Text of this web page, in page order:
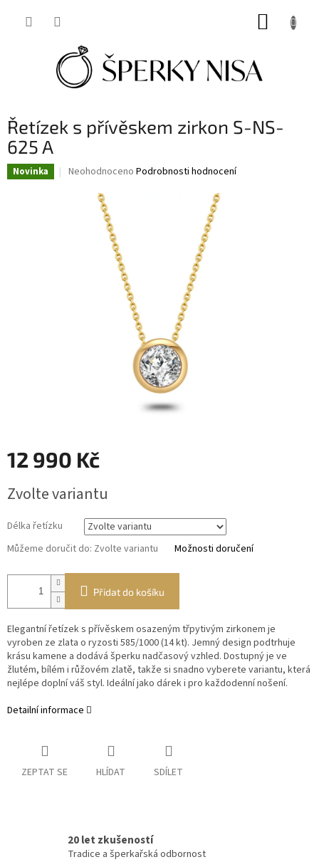
Řetízek s přívěskem zirkon S-NS-
625 A
Novinka
Průměrné
produktu
Neohodnoceno Podrobnosti hodnocení
12 990 Kč
cena:
Zvolte variantu
Délka řetízku
Můžeme doručit do: Zvolte variantu Možnosti doručení
Přidat do košíku
Elegantní řetízek s přívěskem osazeným třpytivým zirkonem je
vyroben ze zlata o ryzosti 585/1000 (14 kt). Jemný design podtrhuje
krásu kamene a dodává šperku nadčasový vzhled. Dostupný je ve
žlutém, bílém i růžovém zlatě, takže si snadno vyberete variantu, která
nejlépe doplní váš styl. Ideální jako dárek i pro každodenní nošení.
Detailní informace
ZEPTAT SE HLÍDAT SDÍLET
20 let zkušeností
Tradice a šperkařská odbornost